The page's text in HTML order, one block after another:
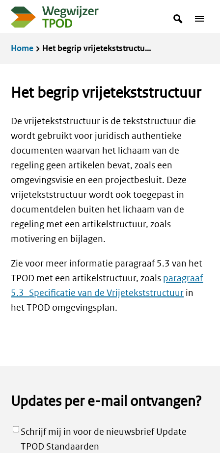
Overslaanzoekterm
in
Zoeken Menu
Kruimelpad
Home Het begrip vrijetekststructuur
Het begrip vrijetekststructuur
De vrijetekststructuur is de tekststructuur die
wordt gebruikt voor juridisch authentieke
documenten waarvan het lichaam van de
regeling geen artikelen bevat, zoals een
omgevingsvisie en een projectbesluit. Deze
vrijetekststructuur wordt ook toegepast in
documentdelen buiten het lichaam van de
regeling met een artikelstructuur, zoals
motivering en bijlagen.
Zie voor meer informatie paragraaf 5.3 van het
TPOD met een artikelstructuur, zoals paragraaf
5.3 Specificatie van de Vrijetekststructuur in
het TPOD omgevingsplan.
Updates per e-mail ontvangen?
Schrijf mij in voor de nieuwsbrief Update
TPOD Standaarden